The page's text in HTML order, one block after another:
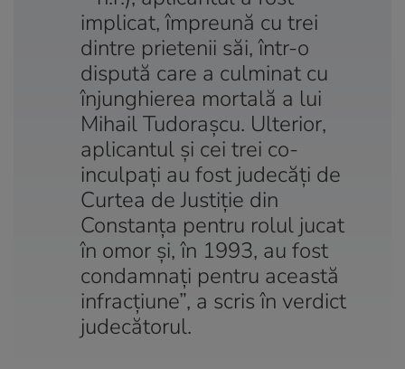
implicat, împreună cu trei
dintre prietenii săi, într-o
dispută care a culminat cu
înjunghierea mortală a lui
Mihail Tudorașcu. Ulterior,
aplicantul și cei trei co-
inculpați au fost judecăți de
Curtea de Justiție din
Constanța pentru rolul jucat
în omor și, în 1993, au fost
condamnați pentru această
infracțiune”, a scris în verdict
judecătorul.